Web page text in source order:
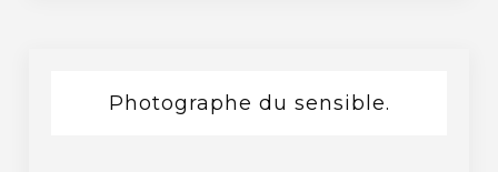
Photographe du sensible.